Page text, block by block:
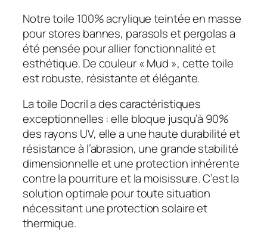
Notre toile 100% acrylique teintée en masse
pour stores bannes, parasols et pergolas a
été pensée pour allier fonctionnalité et
esthétique. De couleur « Mud », cette toile
est robuste, résistante et élégante.
La toile Docril a des caractéristiques
exceptionnelles : elle bloque jusqu’à 90%
des rayons UV, elle a une haute durabilité et
résistance à l’abrasion, une grande stabilité
dimensionnelle et une protection inhérente
contre la pourriture et la moisissure. C’est la
solution optimale pour toute situation
nécessitant une protection solaire et
thermique.